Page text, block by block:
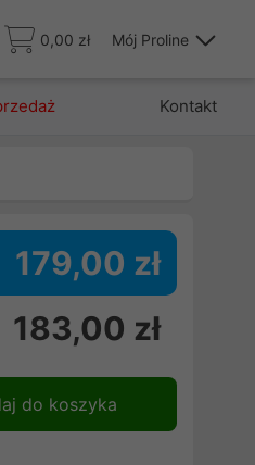
0,00 zł Mój Proline
Kontakt
179,00 zł
183,00 zł
do koszyka